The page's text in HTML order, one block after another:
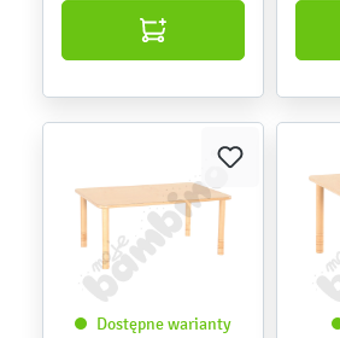
Dostępne warianty